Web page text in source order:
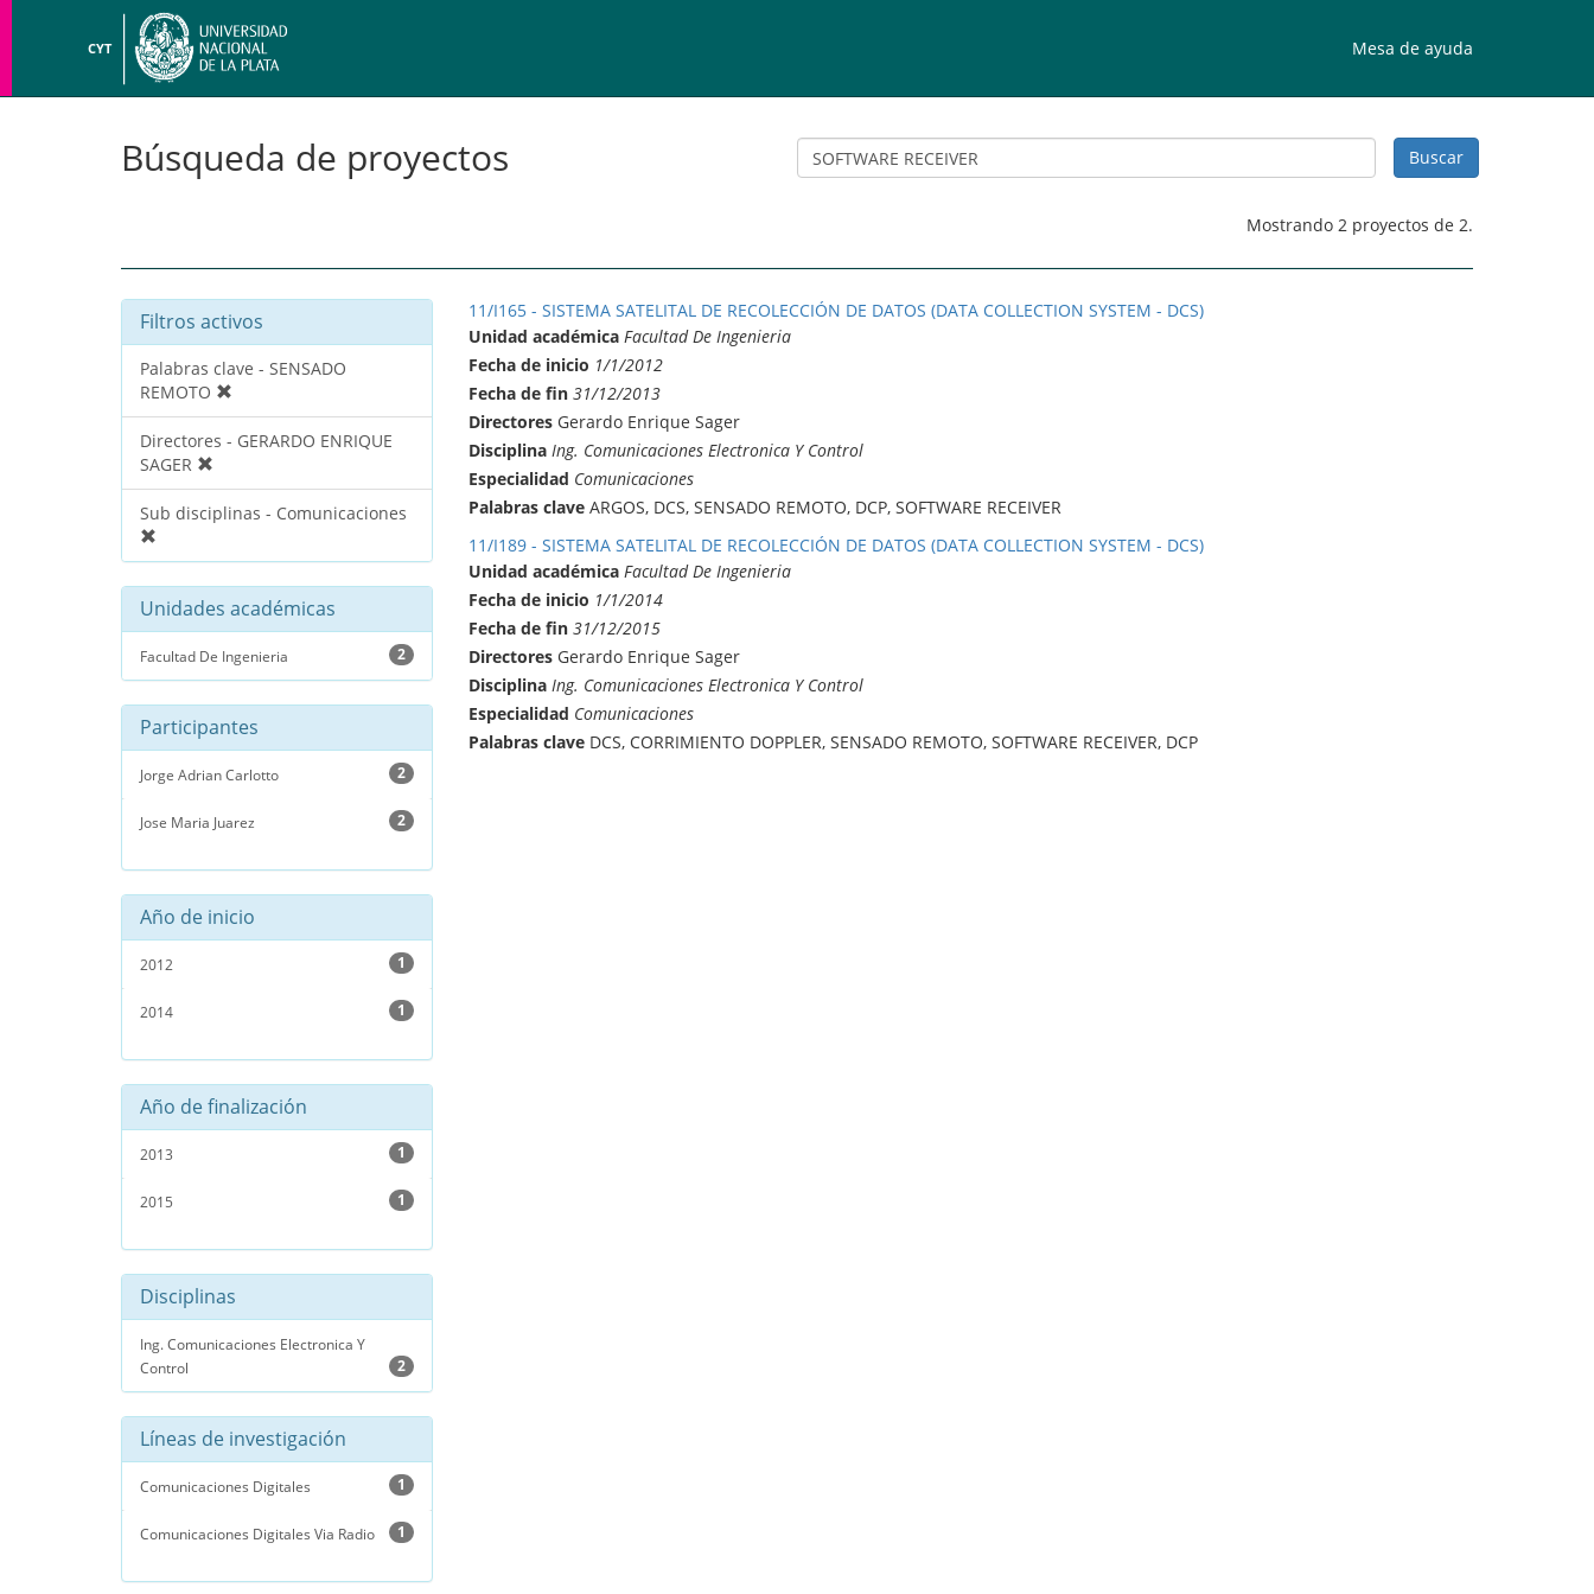
CYT Mesa de ayuda
Búsqueda de proyectos
Mostrando 2 proyectos de 2.
Filtros activos
Palabras clave - SENSADO
REMOTO
Directores - GERARDO ENRIQUE
SAGER
Sub disciplinas - Comunicaciones
Unidades académicas
Facultad De Ingenieria 2
Participantes
Jorge Adrian Carlotto 2
Jose Maria Juarez 2
Año de inicio
2012 1
2014 1
Año de finalización
2013 1
2015 1
Disciplinas
Ing. Comunicaciones Electronica Y
Control
2
Líneas de investigación
Comunicaciones Digitales 1
Comunicaciones Digitales Via Radio 1
11/I165 - SISTEMA SATELITAL DE RECOLECCIÓN DE DATOS (DATA COLLECTION SYSTEM - DCS)
Unidad académica Facultad De Ingenieria
Fecha de inicio 1/1/2012
Fecha de fin 31/12/2013
DirectoresGerardo Enrique Sager
Disciplina Ing. Comunicaciones Electronica Y Control
Especialidad Comunicaciones
Palabras claveARGOS, DCS, SENSADO REMOTO, DCP, SOFTWARE RECEIVER
11/I189 - SISTEMA SATELITAL DE RECOLECCIÓN DE DATOS (DATA COLLECTION SYSTEM - DCS)
Unidad académica Facultad De Ingenieria
Fecha de inicio 1/1/2014
Fecha de fin 31/12/2015
DirectoresGerardo Enrique Sager
Disciplina Ing. Comunicaciones Electronica Y Control
Especialidad Comunicaciones
Palabras claveDCS, CORRIMIENTO DOPPLER, SENSADO REMOTO, SOFTWARE RECEIVER, DCP